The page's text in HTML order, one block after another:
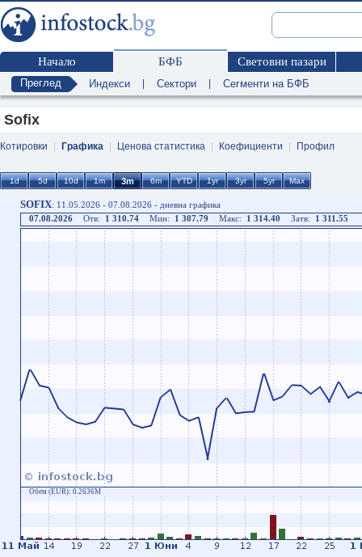
Начало БФБ Световни пазари
Преглед Индекси Сектори Сегменти на БФБ
Sofix
Котировки Графика Ценова статистика Коефициенти Профил
SOFIX: 11.05.2026 - 07.08.2026 - дневна графика
07.08.2026
Отв: 1 310.74 Мин: 1 307.79 Макс: 1 314.40 Затв: 1 311.55
Обем (EUR): 0.2636M